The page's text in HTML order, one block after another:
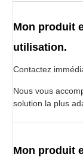
Mon produit
utilisation.
Contactez
Nous vous
solution la plus
Mon produit